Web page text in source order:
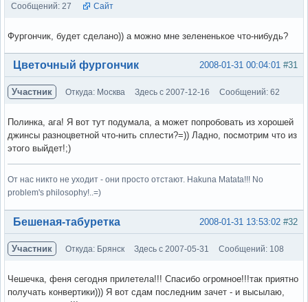
Сообщений: 27
Сайт
Фургончик, будет сделано)) а можно мне зелененькое что-нибудь?
Вне форума #31
2008-01-31 00:04:01
Цветочный фургончик
Участник Откуда: Москва Здесь с 2007-12-16 Сообщений: 62
Полинка, ага! Я вот тут подумала, а может попробовать из хорошей
джинсы разноцветной что-нить сплести?=)) Ладно, посмотрим что из
этого выйдет!;)
От нас никто не уходит - они просто отстают. Hakuna Matata!!! No
problem's philosophy!..=)
Вне форума #32
2008-01-31 13:53:02
Бешеная-табуретка
Участник Откуда: Брянск Здесь с 2007-05-31 Сообщений: 108
Чешечка, феня сегодня прилетела!!! Спасибо огромное!!!так приятно
получать конвертики))) Я вот сдам последним зачет - и высылаю,